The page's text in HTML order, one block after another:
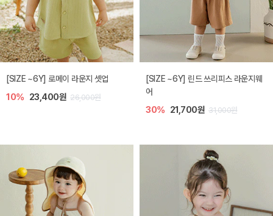
[SIZE ~6Y] 로메이 라운지 셋업
10% 23,400원 26,000원
[SIZE ~6Y] 린드 쓰리피스 라운지웨
어
30% 21,700원 31,000원